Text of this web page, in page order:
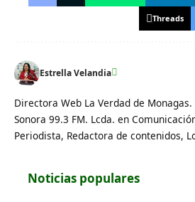
Threads
Estrella Velandia
Directora Web La Verdad de
Sonora 99.3 FM. Lcda. en
Periodista, Redactora de contenidos,
Noticias populares